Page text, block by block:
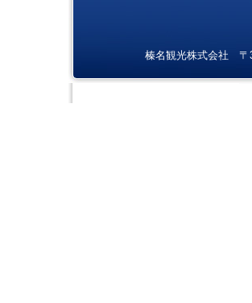
榛名観光株式会社 〒